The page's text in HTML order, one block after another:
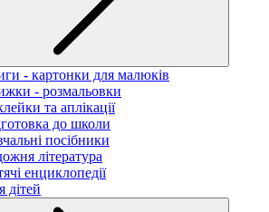
- картонки для малюків
- розмальовки
та аплікації
до школи
посібники
література
енциклопедії
дітей